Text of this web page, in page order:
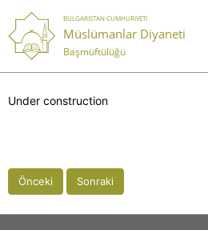
BULGARISTAN CUMHURIYETI
Müslümanlar Diyaneti
Başmüftülüğü
Under construction
Önceki Sonraki